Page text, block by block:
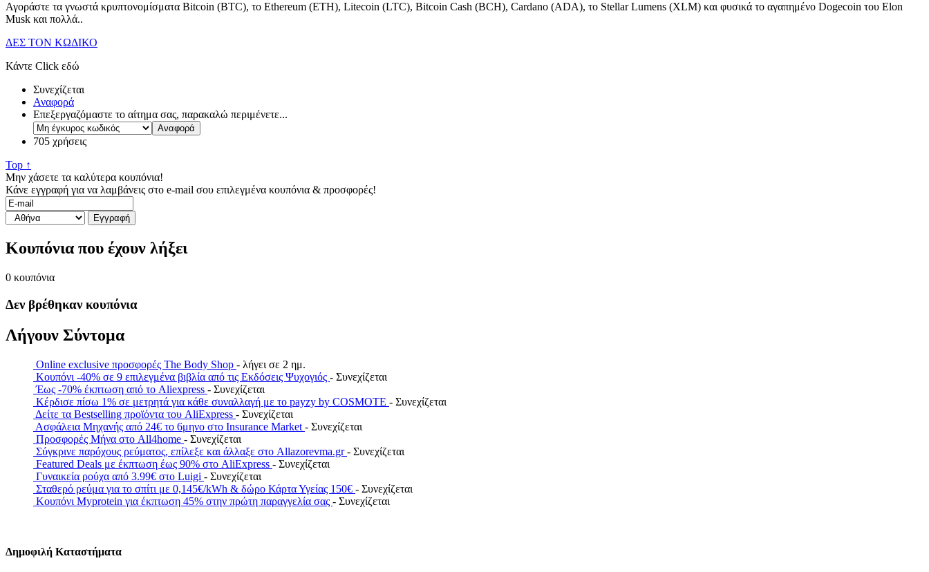
Αγοράστε τα γνωστά κρυπτονομίσματα Bitcoin (BTC), το Ethereum (ETH), Litecoin (LTC), Bitcoin Cash (BCH), Cardano (ADA), το Stellar Lumens (XLM) και φυσικά το αγαπημένο Dogecoin του Elon
Musk και πολλά..
ΔΕΣ ΤΟΝ ΚΩΔΙΚΟ
Κάντε Click εδώ
Συνεχίζεται
Αναφορά
Επεξεργαζόμαστε το αίτημα σας, παρακαλώ περιμένετε...
705 χρήσεις
Top ↑
Μην χάσετε τα καλύτερα κουπόνια!
Κάνε εγγραφή για να λαμβάνεις στο e-mail σου επιλεγμένα κουπόνια & προσφορές!
Κουπόνια που έχουν λήξει
0 κουπόνια
Δεν βρέθηκαν κουπόνια
Λήγουν Σύντομα
Online exclusive προσφορές The Body Shop - λήγει σε 2 ημ.
Κουπόνι -40% σε 9 επιλεγμένα βιβλία από τις Εκδόσεις Ψυχογιός - Συνεχίζεται
Έως -70% έκπτωση από το Aliexpress - Συνεχίζεται
Κέρδισε πίσω 1% σε μετρητά για κάθε συναλλαγή με το payzy by COSMOTE - Συνεχίζεται
Δείτε τα Bestselling προϊόντα του AliExpress - Συνεχίζεται
Ασφάλεια Μηχανής από 24€ το 6μηνο στο Insurance Market - Συνεχίζεται
Προσφορές Μήνα στο All4home - Συνεχίζεται
Σύγκρινε παρόχους ρεύματος, επίλεξε και άλλαξε στο Allazorevma.gr- Συνεχίζεται
Featured Deals με έκπτωση έως 90% στο AliExpress - Συνεχίζεται
Γυναικεία ρούχα από 3.99€ στο Luigi - Συνεχίζεται
Σταθερό ρεύμα για το σπίτι με 0,145€/kWh & δώρο Κάρτα Υγείας 150€ - Συνεχίζεται
Κουπόνι Myprotein για έκπτωση 45% στην πρώτη παραγγελία σας - Συνεχίζεται
Δημοφιλή Καταστήματα